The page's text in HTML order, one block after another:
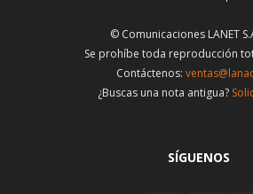
© Comunicaciones LANET
Se prohíbe toda reproducción
Contáctenos:
¿Buscas una nota antigua?
SÍGUENOS